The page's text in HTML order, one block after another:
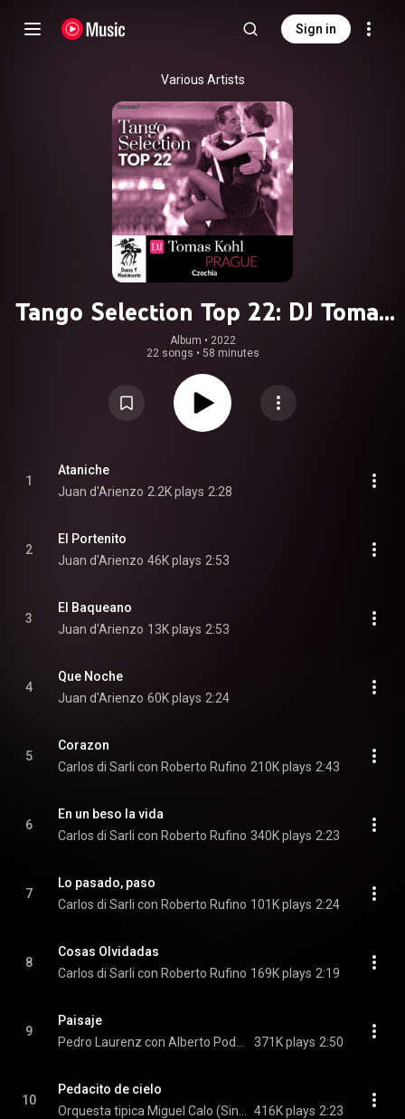
Sign in
Various Artists
Tango Selection Top 22: DJ Tomas
Kohl
Album • 2022
22 songs • 58 minutes
1
Ataniche
Juan d'Arienzo 2.2K plays 2:28
2
El Portenito
Juan d'Arienzo 46K plays 2:53
3
El Baqueano
Juan d'Arienzo 13K plays 2:53
4
Que Noche
Juan d'Arienzo 60K plays 2:24
5
Corazon
Carlos di Sarli con Roberto Rufino 210K plays 2:43
6
En un beso la vida
Carlos di Sarli con Roberto Rufino 340K plays 2:23
7
Lo pasado, paso
Carlos di Sarli con Roberto Rufino 101K plays 2:24
8
Cosas Olvidadas
Carlos di Sarli con Roberto Rufino 169K plays 2:19
9
Paisaje
371K plays 2:50
10
Pedacito de cielo
416K plays 2:23